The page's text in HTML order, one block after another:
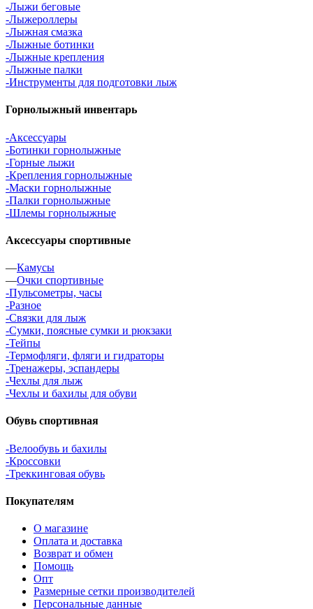
-Лыжи беговые
-Лыжероллеры
-Лыжная смазка
-Лыжные ботинки
-Лыжные крепления
-Лыжные палки
-Инструменты для подготовки лыж
Горнолыжный инвентарь
-Аксессуары
-Ботинки горнолыжные
-Горные лыжи
-Крепления горнолыжные
-Маски горнолыжные
-Палки горнолыжные
-Шлемы горнолыжные
Аксессуары спортивные
—Камусы
—Очки спортивные
-Пульсометры, часы
-Разное
-Связки для лыж
-Сумки, поясные сумки и рюкзаки
-Тейпы
-Термофляги, фляги и гидраторы
-Тренажеры, эспандеры
-Чехлы для лыж
-Чехлы и бахилы для обуви
Обувь спортивная
-Велообувь и бахилы
-Кроссовки
-Треккинговая обувь
Покупателям
О магазине
Оплата и доставка
Возврат и обмен
Помощь
Опт
Размерные сетки производителей
Персональные данные